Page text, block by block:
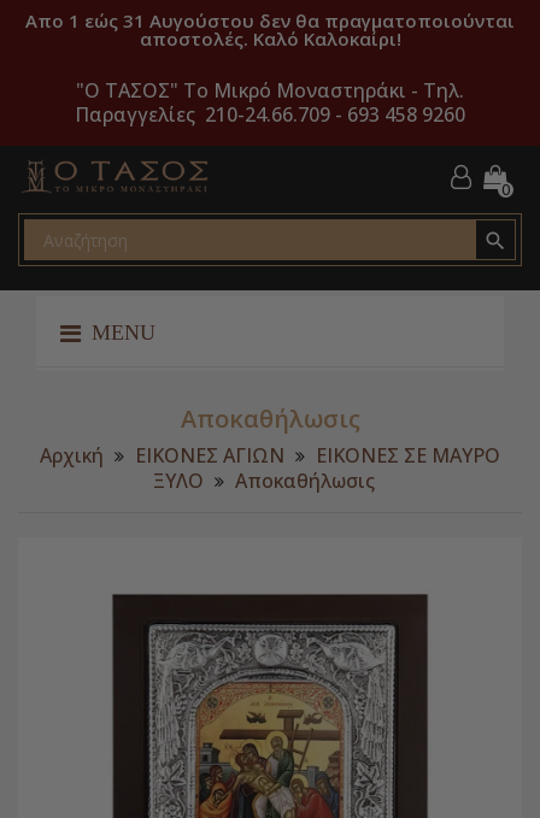
Απο 1 εώς 31 Αυγούστου δεν θα πραγματοποιούνται
αποστολές. Καλό Καλοκαίρι!
"O ΤΑΣΟΣ" Το Μικρό Μοναστηράκι - Τηλ.
Παραγγελίες 210-24.66.709 - 693 458 9260
0

MENU
Αποκαθήλωσις
Αρχική ΕΙΚΟΝΕΣ ΑΓΙΩΝ
ΕΙΚΟΝΕΣ ΣΕ ΜΑΥΡΟ
ΞΥΛΟ
Αποκαθήλωσις